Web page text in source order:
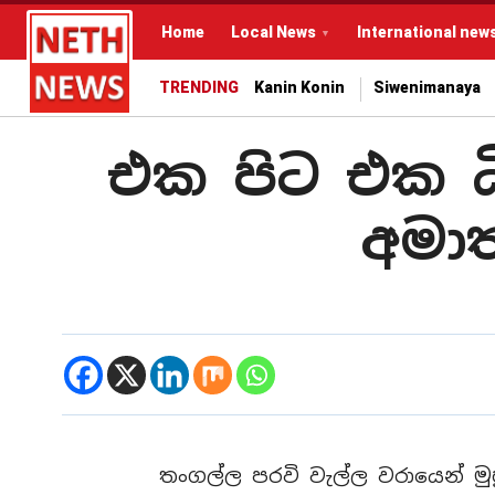
Home Local News International
TRENDING Kanin Konin Siwenimanaya
එක පිට එක
තංගල්ල පරවි වැල්ල වරායෙන්